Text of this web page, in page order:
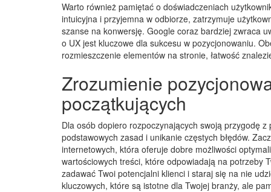
Warto również pamiętać o doświadczeniach
intuicyjna i przyjemna w odbiorze, zatrzymuje
szanse na konwersję. Google coraz bardziej zwraca
o UX jest kluczowe dla sukcesu w pozycjonowaniu.
rozmieszczenie elementów na stronie, łatwość
Zrozumienie
początkujących
Dla osób dopiero rozpoczynających swoją przygodę
podstawowych zasad i unikanie częstych błędów.
internetowych, która oferuje dobre możliwości
wartościowych treści, które odpowiadają na potrzeby
zadawać Twoi potencjalni klienci i staraj się na nie
kluczowych, które są istotne dla Twojej branży, ale